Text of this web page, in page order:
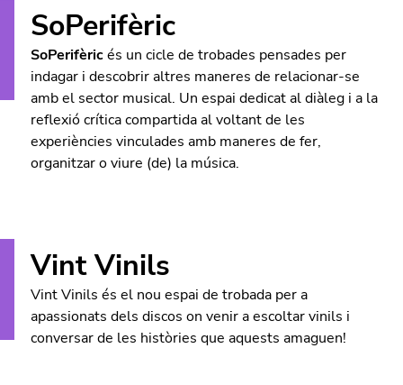
SoPerifèric
SoPerifèricés un cicle de trobades pensades per
indagar i descobrir altres maneres de relacionar-se
amb el sector musical. Un espai dedicat al diàleg i a la
reflexió crítica compartida al voltant de les
experiències vinculades amb maneres de fer,
organitzar o viure (de) la música.
Vint Vinils
Vint Vinils és el nou espai de trobada per a
apassionats dels discos on venir a escoltar vinils i
conversar de les històries que aquests amaguen!